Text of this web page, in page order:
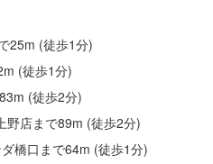
25m (徒歩1分)
(徒歩1分)
(徒歩2分)
野店まで89m (徒歩2分)
橋口まで64m (徒歩1分)